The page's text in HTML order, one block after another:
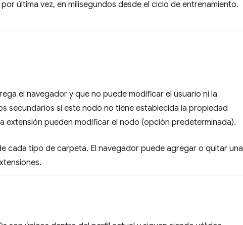
última vez, en milisegundos desde el ciclo de entrenamiento.
el navegador y que no puede modificar el usuario ni la
secundarios si este nodo no tiene establecida la propiedad
extensión pueden modificar el nodo (opción predeterminada).
cada tipo de carpeta. El navegador puede agregar o quitar una